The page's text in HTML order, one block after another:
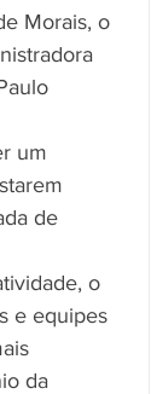
Morais, o
um
de
o
e equipes
da